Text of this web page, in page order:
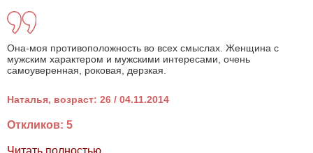
Она-моя противоположность во всех смыслах. Женщина с
мужским характером и мужскими интересами, очень
самоуверенная, роковая, дерзкая.
Наталья, возраст: 26 / 04.11.2014
Откликов: 5
Читать полностью